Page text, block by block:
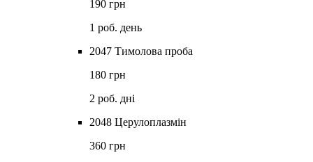
190 грн
1 роб. день
2047 Тимолова проба
180 грн
2 роб. дні
2048 Церулоплазмін
360 грн